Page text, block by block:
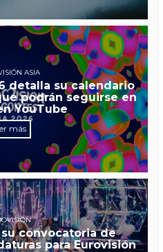
ASIA
detalla su calendario
podrán seguirse en
YouTube
más
convocatoria de
para Eurovisión